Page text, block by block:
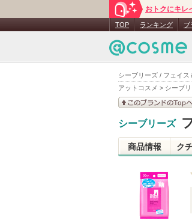
シーブリーズ / フェイ
アットコスメ > シーブ
おトクにキレ
TOP ランキング ブ
このブランドの情報を
シーブリーズ
商品情報 ク